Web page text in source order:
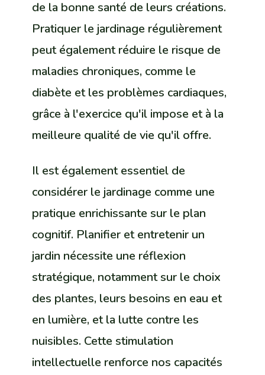
de la bonne santé de leurs créations.
Pratiquer le jardinage régulièrement
peut également réduire le risque de
maladies chroniques, comme le
diabète et les problèmes cardiaques,
grâce à l'exercice qu'il impose et à la
meilleure qualité de vie qu'il offre.
Il est également essentiel de
considérer le jardinage comme une
pratique enrichissante sur le plan
cognitif. Planifier et entretenir un
jardin nécessite une réflexion
stratégique, notamment sur le choix
des plantes, leurs besoins en eau et
en lumière, et la lutte contre les
nuisibles. Cette stimulation
intellectuelle renforce nos capacités